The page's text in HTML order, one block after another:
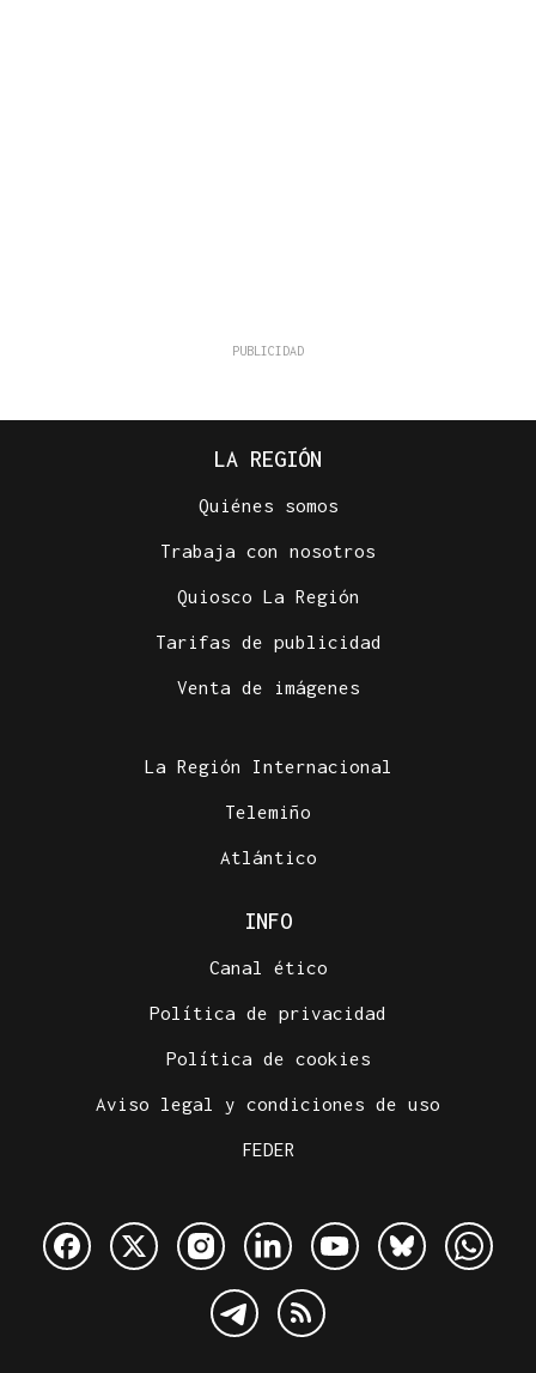
LA REGIÓN
Quiénes somos
Trabaja con nosotros
Quiosco La Región
Tarifas de publicidad
Venta de imágenes
La Región Internacional
Telemiño
Atlántico
INFO
Canal ético
Política de privacidad
Política de cookies
Aviso legal y condiciones de uso
FEDER